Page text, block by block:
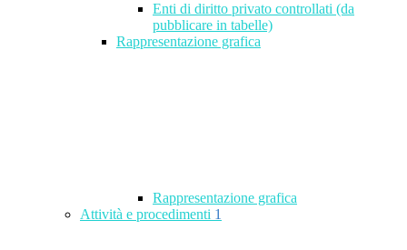
Enti di diritto privato controllati (da
pubblicare in tabelle)
Rappresentazione grafica
Rappresentazione grafica
Attività e procedimenti 1